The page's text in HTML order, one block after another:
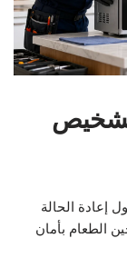
إعادة الحالة
الطعام بأمان